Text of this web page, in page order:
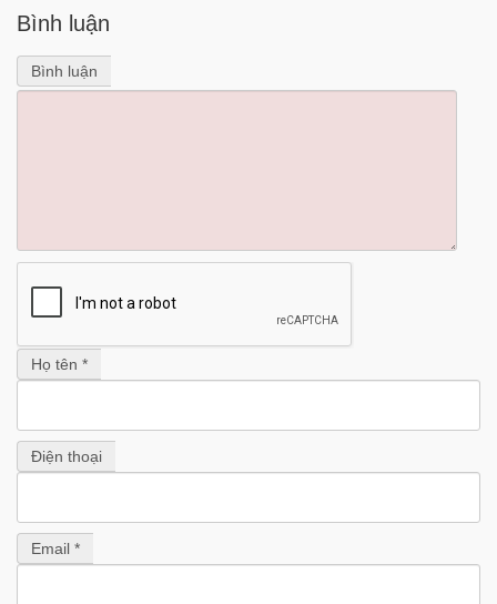
Bình luận
Bình luận
Họ tên *
Điện thoại
Email *